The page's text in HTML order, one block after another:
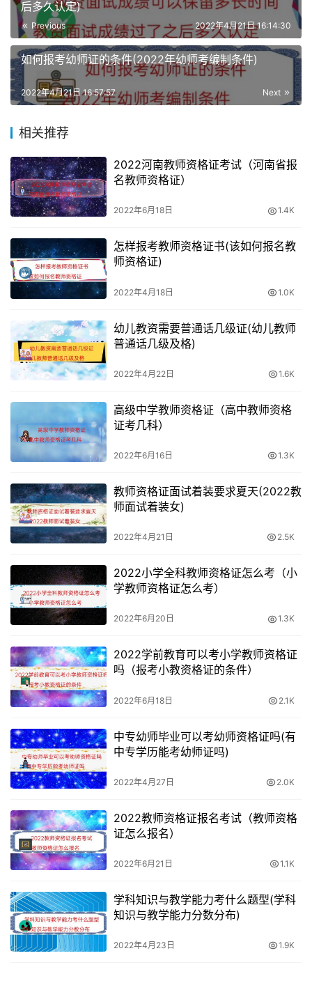
后多久认定)
Previous 2022年4月21日 16:14:30
如何报考幼师证的条件(2022年幼师考编制条件)
Next
2022年4月21日 16:57:57
相关推荐
2022河南教师资格证考试（河南省报
名教师资格证）
2022年6月18日 1.4K
怎样报考教师资格证书(该如何报名教
师资格证)
2022年4月18日 1.0K
幼儿教资需要普通话几级证(幼儿教师
普通话几级及格)
2022年4月22日 1.6K
高级中学教师资格证（高中教师资格
证考几科）
2022年6月16日 1.3K
教师资格证面试着装要求夏天(2022教
师面试着装女)
2022年4月21日 2.5K
2022小学全科教师资格证怎么考（小
学教师资格证怎么考）
2022年6月20日 1.3K
2022学前教育可以考小学教师资格证
吗（报考小教资格证的条件）
2022年6月18日 2.1K
中专幼师毕业可以考幼师资格证吗(有
中专学历能考幼师证吗)
2022年4月27日 2.0K
2022教师资格证报名考试（教师资格
证怎么报名）
2022年6月21日 1.1K
学科知识与教学能力考什么题型(学科
知识与教学能力分数分布)
2022年4月23日 1.9K